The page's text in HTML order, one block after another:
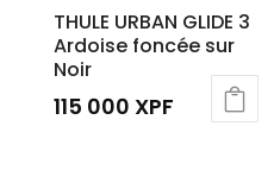
THULE URBAN GLIDE 3
Ardoise foncée sur
Noir
115 000 XPF